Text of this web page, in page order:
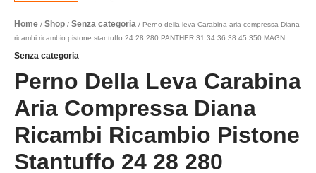
Home / Shop / Senza categoria / Perno della leva Carabina aria compressa Diana
ricambi ricambio pistone stantuffo 24 28 280 PANTHER 31 34 36 38 45 350 MAGN
Senza categoria
Perno Della Leva Carabina
Aria Compressa Diana
Ricambi Ricambio Pistone
Stantuffo 24 28 280